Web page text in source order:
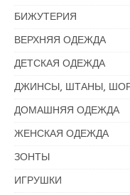
БИЖУТЕРИЯ
ВЕРХНЯЯ ОДЕЖДА
ДЕТСКАЯ ОДЕЖДА
ДЖИНСЫ, ШТАНЫ,
ДОМАШНЯЯ ОДЕЖДА
ЖЕНСКАЯ ОДЕЖДА
ЗОНТЫ
ИГРУШКИ